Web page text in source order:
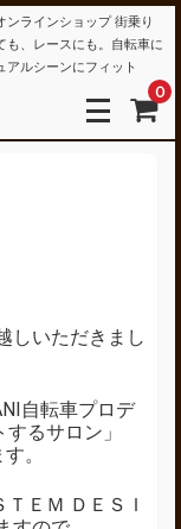
ンラインショップ 街乗り
も、レースにも。自転車に
アルシーンにフィット
0
しいただきまし
自転車プロデ
るサロン」
。
ＥＭ ＤＥＳＩ